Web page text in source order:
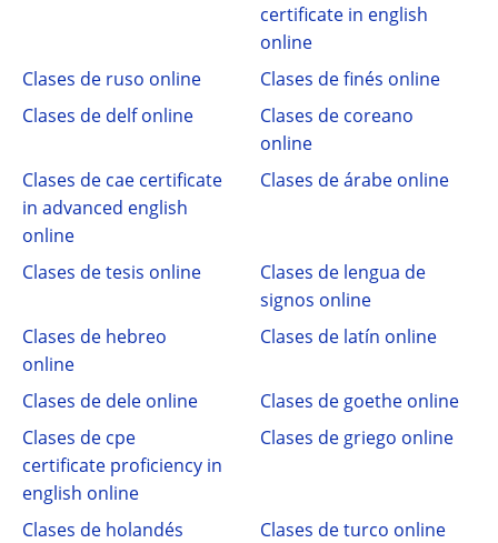
certificate in english
online
Clases de ruso online
Clases de finés online
Clases de delf online
Clases de coreano
online
Clases de cae certificate
in advanced english
online
Clases de árabe online
Clases de tesis online
Clases de lengua de
signos online
Clases de hebreo
online
Clases de latín online
Clases de dele online
Clases de goethe online
Clases de cpe
certificate proficiency in
english online
Clases de griego online
Clases de holandés
Clases de turco online